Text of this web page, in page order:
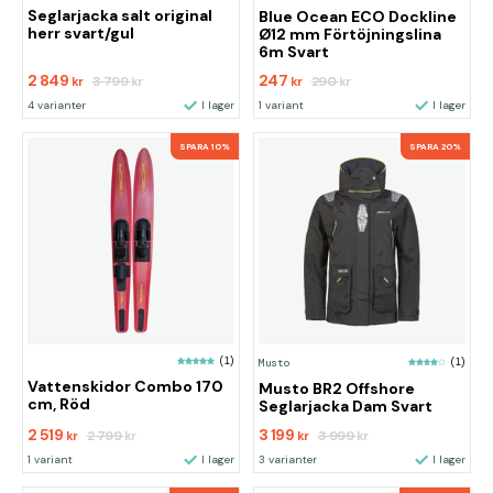
Seglarjacka salt original
herr svart/gul
2 849 kr 3 799kr
4 varianter I lager
Blue Ocean ECO Dockline
Ø12 mm Förtöjningslina
6m Svart
247 kr 290kr
1 variant I lager
SPARA 10%
(1)
Vattenskidor Combo 170
cm, Röd
2 519 kr 2 799kr
1 variant I lager
SPARA 20%
Musto (1)
Musto BR2 Offshore
Seglarjacka Dam Svart
3 199 kr 3 999kr
3 varianter I lager